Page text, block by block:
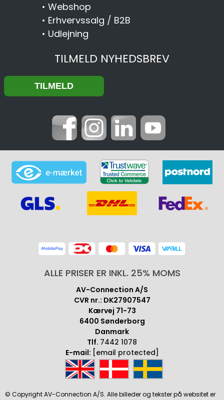
• Webshop
• Erhvervssalg / B2B
• Udlejning
TILMELD NYHEDSBREV
ALLE PRISER ER INKL. 25% MOMS
AV-Connection A/S
CVR nr.: DK27907547
Kærvej 71-73
6400 Sønderborg
Danmark
Tlf. 7442 1078
E-mail: [email protected]
© Copyright AV-Connection A/S. Alle billeder og tekster på websitet er